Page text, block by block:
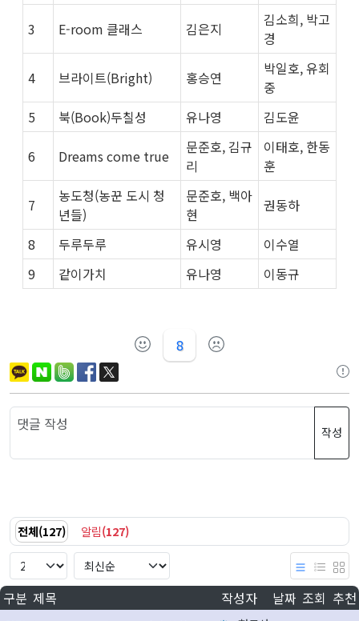
3 E-room 클래스 김은지
김소희, 박고
경
4 브라이트(Bright) 홍승연
박일호, 유회
중
5
북(Book)두칠성 유나영 김도윤
6 Dreams come true
문준호, 김규
리
이태호, 한동
훈
7
농도청(농꾼 도시 청
년들)
문준호, 백아
현
권동하
8 두루두루 유시영
이수열
9
같이가치 유나영 이동규
8
작성
전체(127) 알림(127)
구분 제목 작성자 날짜 조회 추천